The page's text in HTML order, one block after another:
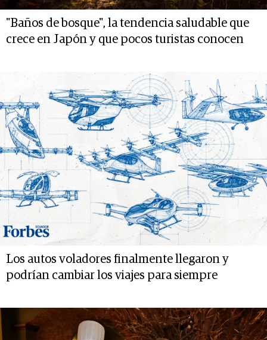
"Baños de bosque", la tendencia saludable que
crece en Japón y que pocos turistas conocen
Los autos voladores finalmente llegaron y
podrían cambiar los viajes para siempre